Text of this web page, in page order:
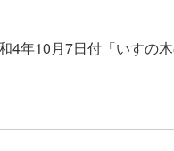
年10月7日付「いすの木